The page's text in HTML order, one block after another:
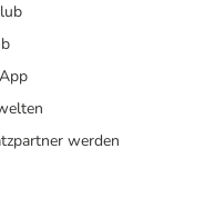
werden